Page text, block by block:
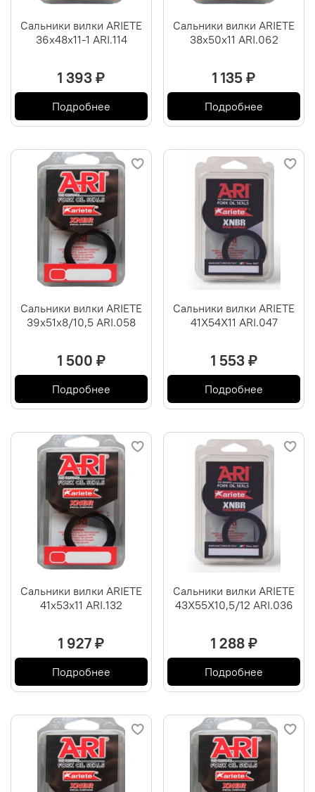
Сальники вилки ARIETE
36х48х11-1 ARI.114
1 393 ₽
Подробнее
Сальники вилки ARIETE
38х50х11 ARI.062
1 135 ₽
Подробнее
Сальники вилки ARIETE
39х51х8/10,5 ARI.058
1 500 ₽
Подробнее
Сальники вилки ARIETE
41X54X11 ARI.047
1 553 ₽
Подробнее
Сальники вилки ARIETE
41х53х11 ARI.132
1 927 ₽
Подробнее
Сальники вилки ARIETE
43X55X10,5/12 ARI.036
1 288 ₽
Подробнее